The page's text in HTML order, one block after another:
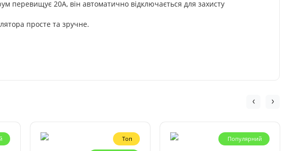
перевищує 20А, він автоматично відключається для захисту
просте та зручне.
Топ Популярний